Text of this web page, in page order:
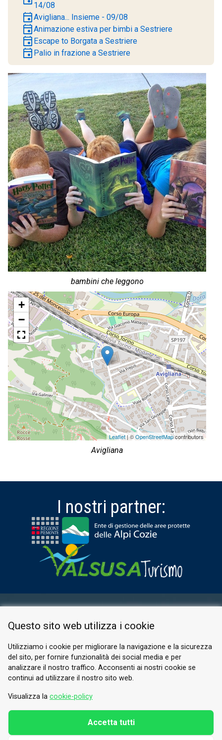
bambini che leggono
+
−
Leaflet| ©OpenStreetMapcontributors
Avigliana
14/08
eventAvigliana... Insieme - 09/08
eventAnimazione estiva per bimbi a Sestriere
event Escape to Borgata a Sestriere
event Palio in frazione a Sestriere
I nostri partner:
PRIVACY POLICY
© 2026 Valle di Susa
Tesori di Arte e Cultura Alpina
Tel.
E-mail.info@vallesusa-tesori.it
Questo sito web utilizza i cookie
Utilizziamo i cookie per migliorare la navigazione e la sicurezza
del sito, per fornire funzionalità dei social media e per
analizzare il nostro traffico. Acconsenti ai nostri cookie se
continui ad utilizzare il nostro sito web.
Visualizza la cookie-policy
Accetta tutti